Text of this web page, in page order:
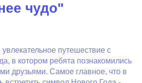
чудо"
путешествие с
в котором ребята познакомились
друзьями. Самое главное, что в